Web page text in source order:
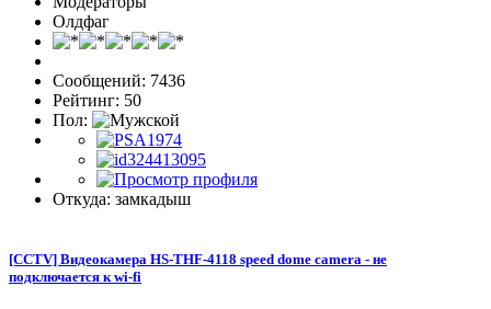
Олдфаг
Сообщений: 7436
Рейтинг: 50
Пол:
Откуда: замкадыш
[CCTV] Видеокамера HS-THF-4118 speed dome camera - не
подключается к wi-fi